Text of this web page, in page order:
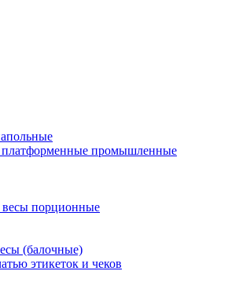
промышленные
порционные
(балочные)
этикеток и чеков